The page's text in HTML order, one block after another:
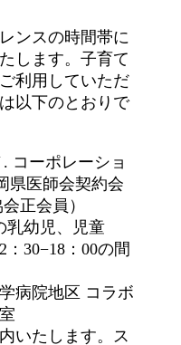
ンスの時間帯に
します。子育て
利用していただ
以下のとおりで
コーポレーショ
県医師会契約会
正会員）
乳幼児、児童
30−18：00の間
病院地区 コラボ
いたします。ス